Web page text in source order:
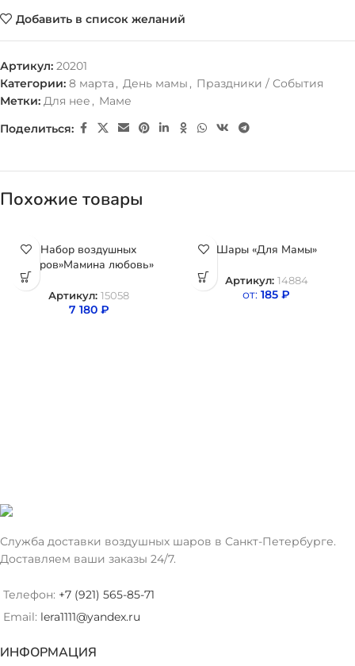
Добавить в список желаний
Артикул: 20201
Категории: 8 марта , День мамы , Праздники / События
Метки: Для нее , Маме
Поделиться:
Похожие товары
Набор воздушных
шаров»Мамина любовь»
Артикул: 15058
7 180 ₽
Шары «Для Мамы»
Артикул: 14884
от: 185 ₽
Служба доставки воздушных шаров в Санкт-Петербурге.
Доставляем ваши заказы 24/7.
Телефон: +7 (921) 565-85-71
Email: lera1111@yandex.ru
ИНФОРМАЦИЯ